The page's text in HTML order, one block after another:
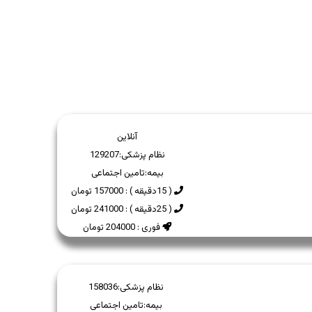
آنلاین
نظام پزشکی:129207
بیمه:تامین اجتماعی
( 15دقیقه ) : 157000 تومان
( 25دقیقه ) : 241000 تومان
فوری : 204000 تومان
نظام پزشکی:158036
بیمه:تامین اجتماعی